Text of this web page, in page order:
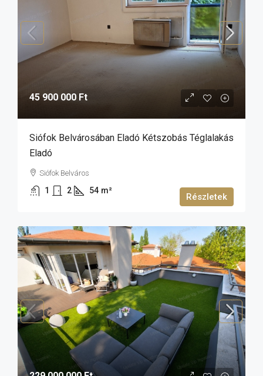
45 900 000 Ft
Siófok Belvárosában Eladó Kétszobás Téglalakás
Eladó
Siófok Belváros
1 2 54 m²
Részletek